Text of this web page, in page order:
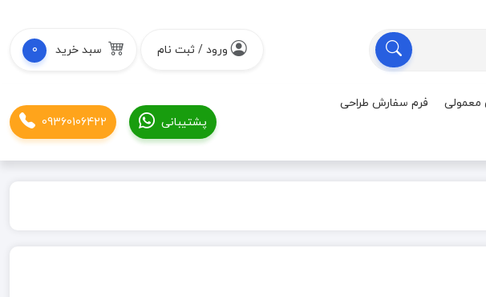
ورود / ثبت نام سبد خرید 0
معمولی فرم سفارش طراحی
پشتیبانی 09360106422